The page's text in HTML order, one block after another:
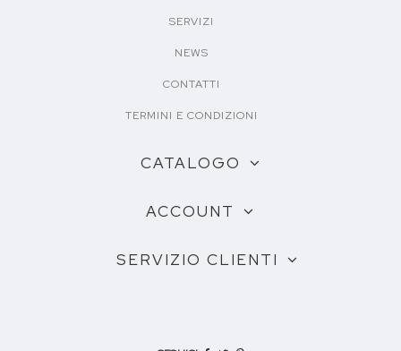
SERVIZI
NEWS
CONTATTI
TERMINI E CONDIZIONI
CATALOGO
ACCOUNT
SERVIZIO CLIENTI